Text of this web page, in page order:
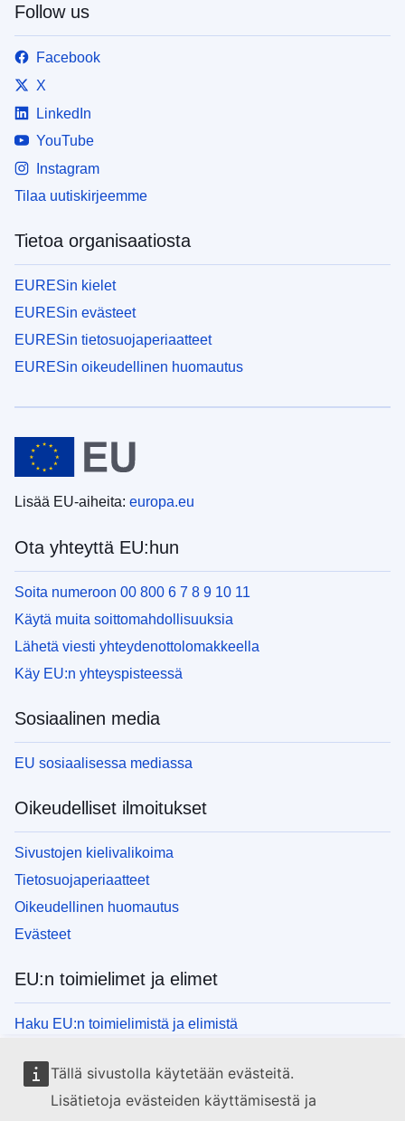
Tällä sivustolla käytetään evästeitä.
Lisätietoja evästeiden käyttämisestä ja
Follow us
Facebook
X
LinkedIn
YouTube
Instagram
Tilaa uutiskirjeemme
Tietoa organisaatiosta
EURESin kielet
EURESin evästeet
EURESin tietosuojaperiaatteet
EURESin oikeudellinen huomautus
Lisää EU-aiheita: europa.eu
Ota yhteyttä EU:hun
Soita numeroon 00 800 6 7 8 9 10 11
Käytä muita soittomahdollisuuksia
Lähetä viesti yhteydenottolomakkeella
Käy EU:n yhteyspisteessä
Sosiaalinen media
EU sosiaalisessa mediassa
Oikeudelliset ilmoitukset
Sivustojen kielivalikoima
Tietosuojaperiaatteet
Oikeudellinen huomautus
Evästeet
EU:n toimielimet ja elimet
Haku EU:n toimielimistä ja elimistä